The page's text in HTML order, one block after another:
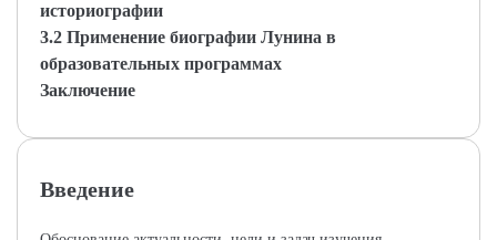
историографии
3.2 Применение биографии Лунина в
образовательных программах
Заключение
Введение